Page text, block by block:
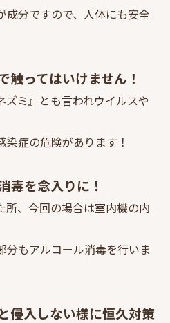
成分ですので、人体にも安全
ってはいけません！
ズミ』とも言われウイルスや
症の危険があります！
を念入りに！
所、今回の場合は室内機の内
分もアルコール消毒を行いま
入しない様に恒久対策